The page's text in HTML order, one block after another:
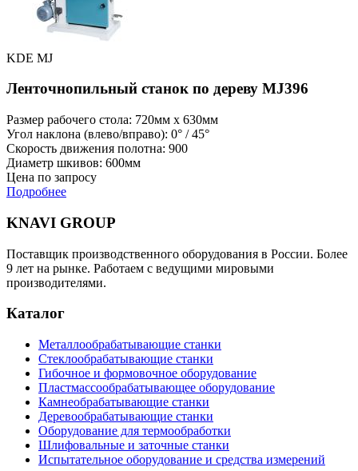
KDE MJ
Ленточнопильный станок по дереву MJ396
Размер рабочего стола: 720мм x 630мм
Угол наклона (влево/вправо): 0° / 45°
Скорость движения полотна: 900
Диаметр шкивов: 600мм
Цена по запросу
Подробнее
KNAVI GROUP
Поставщик производственного оборудования в России. Более
9 лет на рынке. Работаем с ведущими мировыми
производителями.
Каталог
Металлообрабатывающие станки
Стеклообрабатывающие станки
Гибочное и формовочное оборудование
Пластмассообрабатывающее оборудование
Камнеобрабатывающие станки
Деревообрабатывающие станки
Оборудование для термообработки
Шлифовальные и заточные станки
Испытательное оборудование и средства измерений